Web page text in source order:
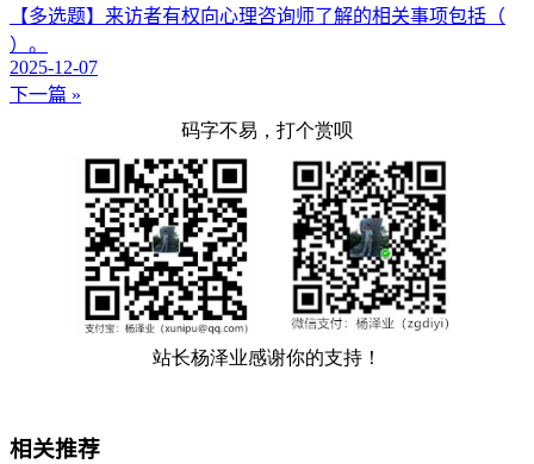
【多选题】来访者有权向心理咨询师了解的相关事项包括（
）。
2025-12-07
下一篇 »
相关推荐